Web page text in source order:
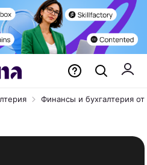
Финансы и бухгалтерия от